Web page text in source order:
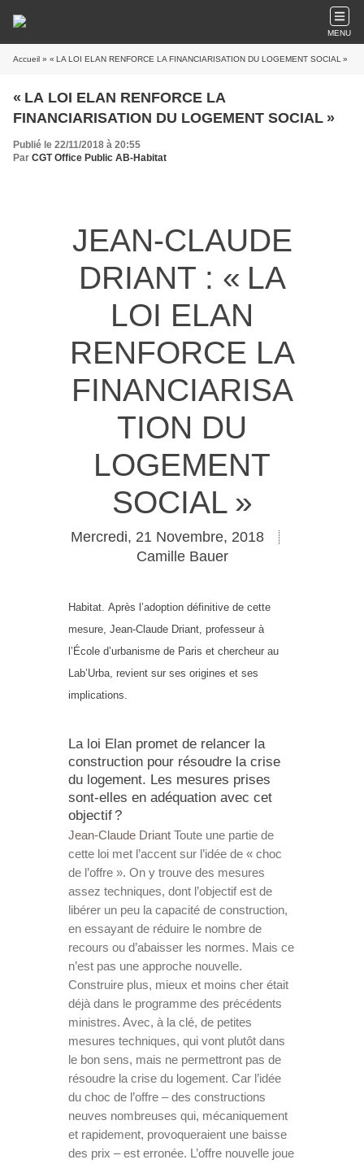
MENU
Accueil » « LA LOI ELAN RENFORCE LA FINANCIARISATION DU LOGEMENT SOCIAL »
« LA LOI ELAN RENFORCE LA
FINANCIARISATION DU LOGEMENT SOCIAL »
Publié le 22/11/2018 à 20:55
Par CGT Office Public AB-Habitat
JEAN-CLAUDE
DRIANT : « LA
LOI ELAN
RENFORCE LA
FINANCIARISA
TION DU
LOGEMENT
SOCIAL »
Mercredi, 21 Novembre, 2018
Camille Bauer
Habitat.Après l’adoption définitive de cette
mesure, Jean-Claude Driant, professeur à
l’École d’urbanisme de Paris et chercheur au
Lab’Urba, revient sur ses origines et ses
implications.
La loi Elan promet de relancer la
construction pour résoudre la crise
du logement. Les mesures prises
sont-elles en adéquation avec cet
objectif ?
Jean-Claude Driant Toute une partie de
cette loi met l’accent sur l’idée de « choc
de l’offre ». On y trouve des mesures
assez techniques, dont l’objectif est de
libérer un peu la capacité de construction,
en essayant de réduire le nombre de
recours ou d’abaisser les normes. Mais ce
n’est pas une approche nouvelle.
Construire plus, mieux et moins cher était
déjà dans le programme des précédents
ministres. Avec, à la clé, de petites
mesures techniques, qui vont plutôt dans
le bon sens, mais ne permettront pas de
résoudre la crise du logement. Car l’idée
du choc de l’offre – des constructions
neuves nombreuses qui, mécaniquement
et rapidement, provoqueraient une baisse
des prix – est erronée. L’offre nouvelle joue